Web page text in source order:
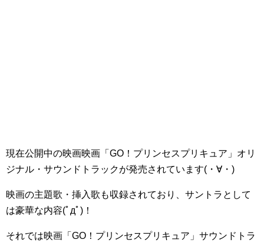
現在公開中の映画映画「GO！プリンセスプリキュア」オリ
ジナル・サウンドトラックが発売されています(・∀・)
映画の主題歌・挿入歌も収録されており、サントラとして
は豪華な内容(ﾟдﾟ)！
それでは映画「GO！プリンセスプリキュア」サウンドトラ